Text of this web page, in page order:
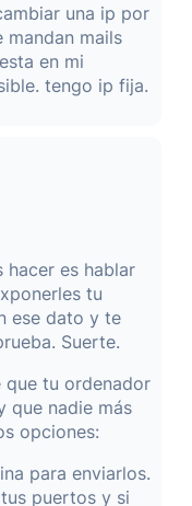
una ip por
mandan mails
en mi
tengo ip fija.
hacer es hablar
tu
ese dato y te
Suerte.
que tu ordenador
que nadie más
opciones:
para enviarlos.
puertos y si